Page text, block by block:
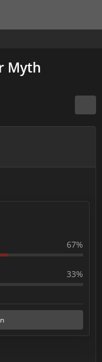
Myth
67%
33%